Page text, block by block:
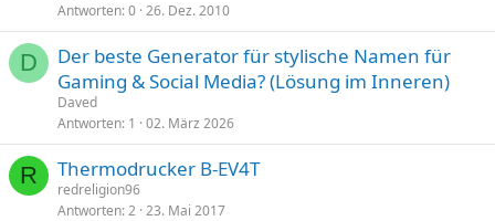
p
Antworten 0 26. Dez. 2010
D
Der beste Generator für stylische Namen für
Gaming & Social Media? (Lösung im Inneren)
Daved
Antworten 1 02. März 2026
R Thermodrucker B-EV4T
redreligion96
Antworten 2 23. Mai 2017